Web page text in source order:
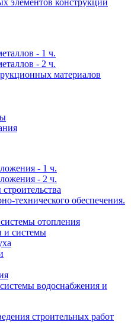
элементов конструкций
- 1 ч.
- 2 ч.
материалов
- 1 ч.
- 2 ч.
технического обеспечения.
отопления
и системы
водоснабжения и
строительных работ